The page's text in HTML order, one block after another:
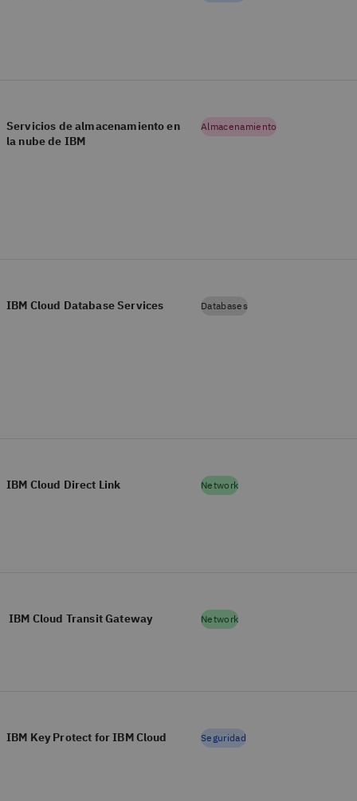
Servicios de almacenamiento en
la nube de IBM
Almacenamiento
IBM Cloud Database Services Databases
IBM Cloud Direct Link Network
IBM Cloud Transit Gateway Network
IBM Key Protect for IBM Cloud Seguridad